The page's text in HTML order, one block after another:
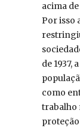
acima
Por isso
de 1937,
como
trabalho
proteção